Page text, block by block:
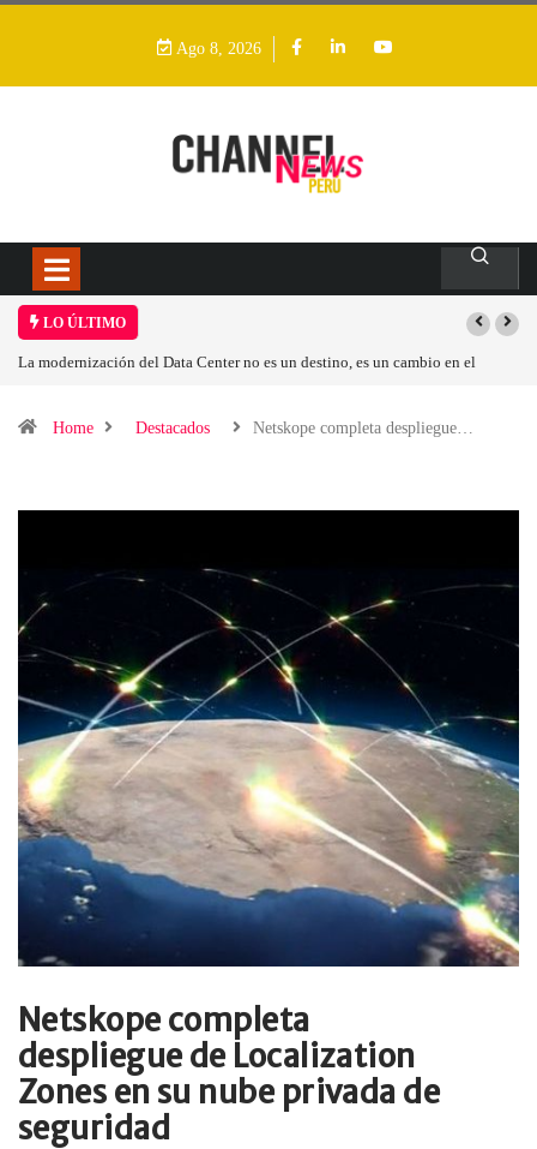
Ago 8, 2026
LO ÚLTIMO
Los ingresos por semiconductores aumentarán más de un 94 % en 2026
Home Destacados Netskope completa despliegue…
Netskope completa
despliegue de Localization
Zones en su nube privada de
seguridad